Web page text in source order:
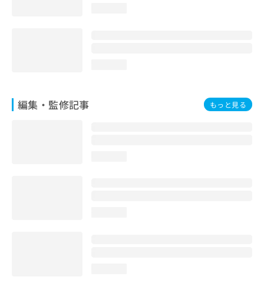
編集・監修記事 もっと見る